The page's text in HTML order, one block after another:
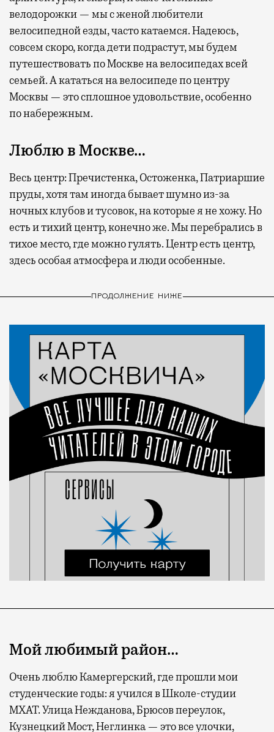
велодорожки — мы с женой любители
велосипедной езды, часто катаемся. Надеюсь,
совсем скоро, когда дети подрастут, мы будем
путешествовать по Москве на велосипедах всей
семьей. А кататься на велосипеде по центру
Москвы — это сплошное удовольствие, особенно
по набережным.
Люблю в Москве…
Весь центр: Пречистенка, Остоженка, Патриаршие
пруды, хотя там иногда бывает шумно из-за
ночных клубов и тусовок, на которые я не хожу. Но
есть и тихий центр, конечно же. Мы перебрались в
тихое место, где можно гулять. Центр есть центр,
здесь особая атмосфера и люди особенные.
ПРОДОЛЖЕНИЕ НИЖЕ
Мой любимый район…
Очень люблю Камергерский, где прошли мои
студенческие годы: я учился в Школе-студии
МХАТ. Улица Нежданова, Брюсов переулок,
Кузнецкий Мост, Неглинка — это все улочки,